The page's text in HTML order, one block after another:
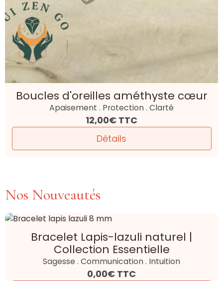
Boucles d'oreilles améthyste cœur
Apaisement . Protection . Clarté
12,00€ TTC
Détails
Nos Nouveautés
Bracelet Lapis-lazuli naturel |
Collection Essentielle
Sagesse . Communication . Intuition
0,00€ TTC